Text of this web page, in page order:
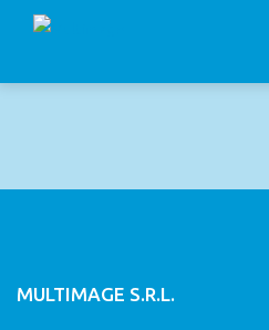
MULTIMAGE S.R.L.